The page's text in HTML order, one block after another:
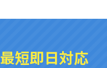
最短即日対応